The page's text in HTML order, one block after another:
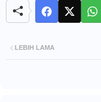
LEBIH LAMA